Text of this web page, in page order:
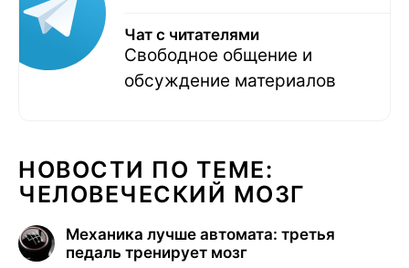
Чат с читателями
Свободное общение и
обсуждение материалов
НОВОСТИ ПО ТЕМЕ:
ЧЕЛОВЕЧЕСКИЙ МОЗГ
Механика лучше автомата: третья
педаль тренирует мозг